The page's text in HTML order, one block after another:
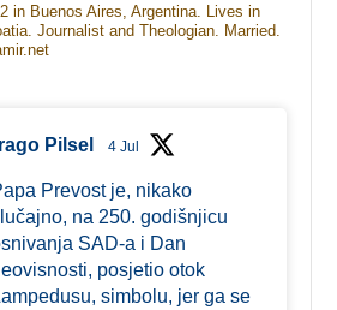
in Buenos Aires, Argentina. Lives in
Journalist and Theologian. Married.
Pilsel 4 Jul
Prevost je, nikako
na 250. godišnjicu
SAD-a i Dan
posjetio otok
simbolu, jer ga se